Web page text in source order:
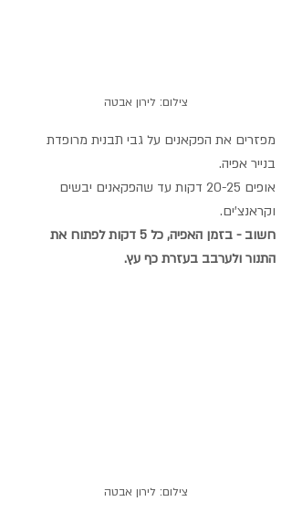
צילום: לירון אבטה
מפזרים את הפקאנים על גבי תבנית מרופדת
בנייר אפיה.
אופים 20-25 דקות עד שהפקאנים יבשים
וקראנצ'ים.
חשוב - בזמן האפיה, כל 5 דקות לפתוח את
התנור ולערבב בעזרת כף עץ.
צילום: לירון אבטה